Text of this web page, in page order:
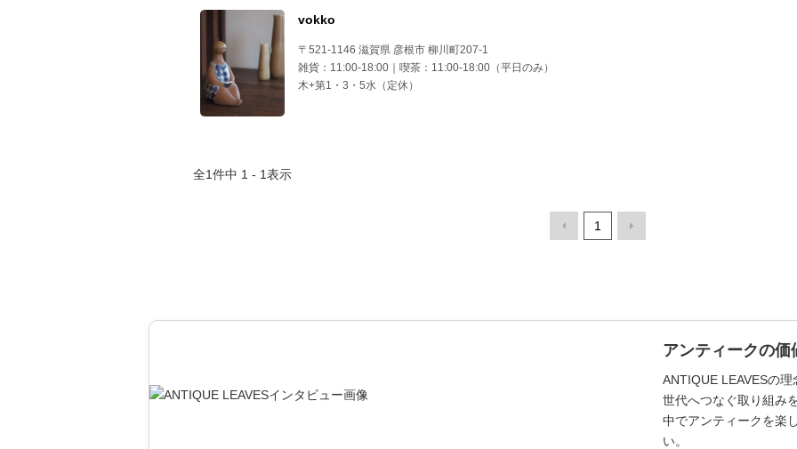
vokko
〒521-1146 滋賀県 彦根市 柳川町207-1
雑貨：11:00-18:00｜喫茶：11:00-18:00（平日のみ）
木+第1・3・5水（定休）
全1件中 1 - 1表示
1
アンティークの価
ANTIQUE LEAVESの
世代へつなぐ取り組み
中でアンティークを楽
い。